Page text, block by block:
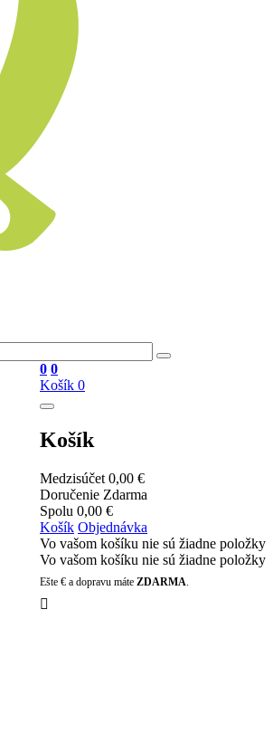
0 0
Košík 0
Košík
Medzisúčet 0,00 €
Doručenie Zdarma
Spolu 0,00 €
Košík Objednávka
Vo vašom košíku nie sú žiadne položky
Vo vašom košíku nie sú žiadne položky
Ešte € a dopravu máte ZDARMA.
